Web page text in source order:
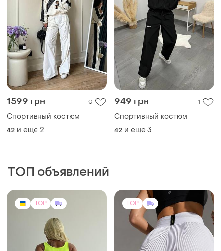
1599 грн 0
Спортивный костюм
42 и еще 2
949 грн 1
Спортивный костюм
42 и еще 3
ТОП объявлений
TOP TOP